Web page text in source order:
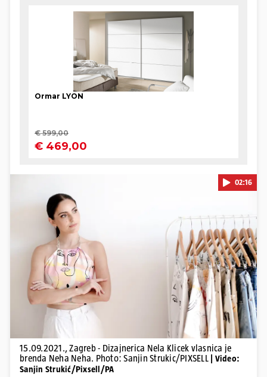
Pokretanje videa...
02:16
15.09.2021., Zagreb - Dizajnerica Nela Klicek vlasnica je
brenda Neha Neha. Photo: Sanjin Strukic/PIXSELL
| Video:
Sanjin Strukić/Pixsell/PA